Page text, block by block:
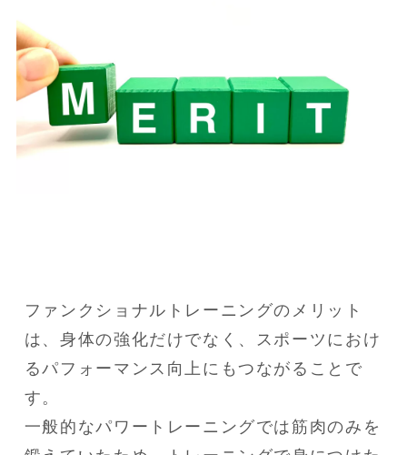
ファンクショナルトレーニングのメリット
は、身体の強化だけでなく、スポーツにおけ
るパフォーマンス向上にもつながることで
す。
一般的なパワートレーニングでは筋肉のみを